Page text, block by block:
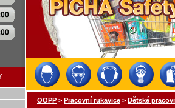
OOPP > Pracovní rukavice > Dětské